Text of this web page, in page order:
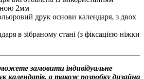
2мм
друк основи календаря, з двох
в зібраному стані (з фіксацією ніжки
замовити індивідуальне
календарів, а також розробку дизайна